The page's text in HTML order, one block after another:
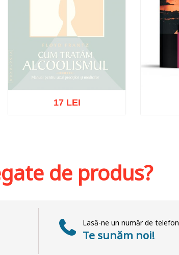
17 LEI
de produs?
Lasă-ne un număr de telefon
Te sunăm noi!